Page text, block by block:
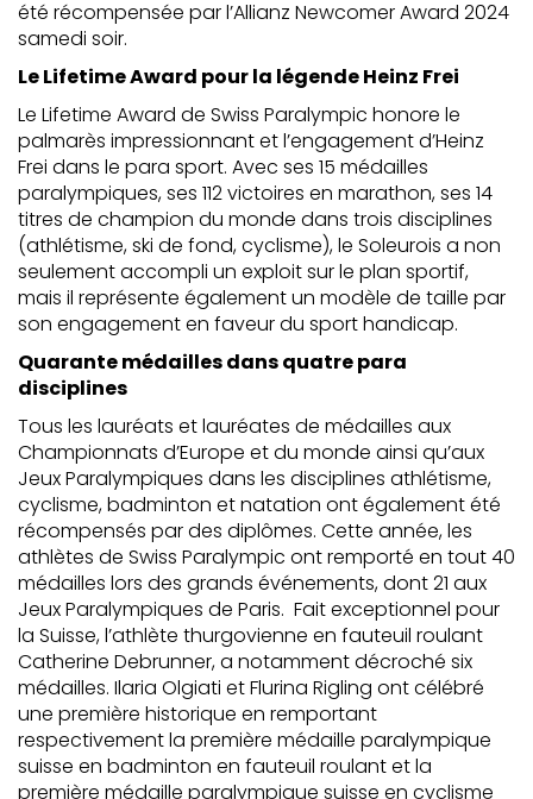
été récompensée par l’Allianz Newcomer Award 2024
samedi soir.
Le Lifetime Award pour la légende Heinz Frei
Le Lifetime Award de Swiss Paralympic honore le
palmarès impressionnant et l’engagement d’Heinz
Frei dans le para sport. Avec ses 15 médailles
paralympiques, ses 112 victoires en marathon, ses 14
titres de champion du monde dans trois disciplines
(athlétisme, ski de fond, cyclisme), le Soleurois a non
seulement accompli un exploit sur le plan sportif,
mais il représente également un modèle de taille par
son engagement en faveur du sport handicap.
Quarante médailles dans quatre para
disciplines
Tous les lauréats et lauréates de médailles aux
Championnats d’Europe et du monde ainsi qu’aux
Jeux Paralympiques dans les disciplines athlétisme,
cyclisme, badminton et natation ont également été
récompensés par des diplômes. Cette année, les
athlètes de Swiss Paralympic ont remporté en tout 40
médailles lors des grands événements, dont 21 aux
Jeux Paralympiques de Paris. Fait exceptionnel pour
la Suisse, l’athlète thurgovienne en fauteuil roulant
Catherine Debrunner, a notamment décroché six
médailles. Ilaria Olgiati et Flurina Rigling ont célébré
une première historique en remportant
respectivement la première médaille paralympique
suisse en badminton en fauteuil roulant et la
première médaille paralympique suisse en cyclisme